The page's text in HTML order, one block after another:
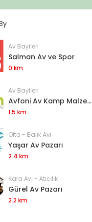
Av Bayileri
Salman Av ve Spor
0 km
Av Bayileri
Avfoni Av Kamp Malze...
1.5 km
Olta - Balık Avı
Yaşar Av Pazarı
2.4 km
Kara Avı - Atıcılık
Gürel Av Pazarı
2.2 km